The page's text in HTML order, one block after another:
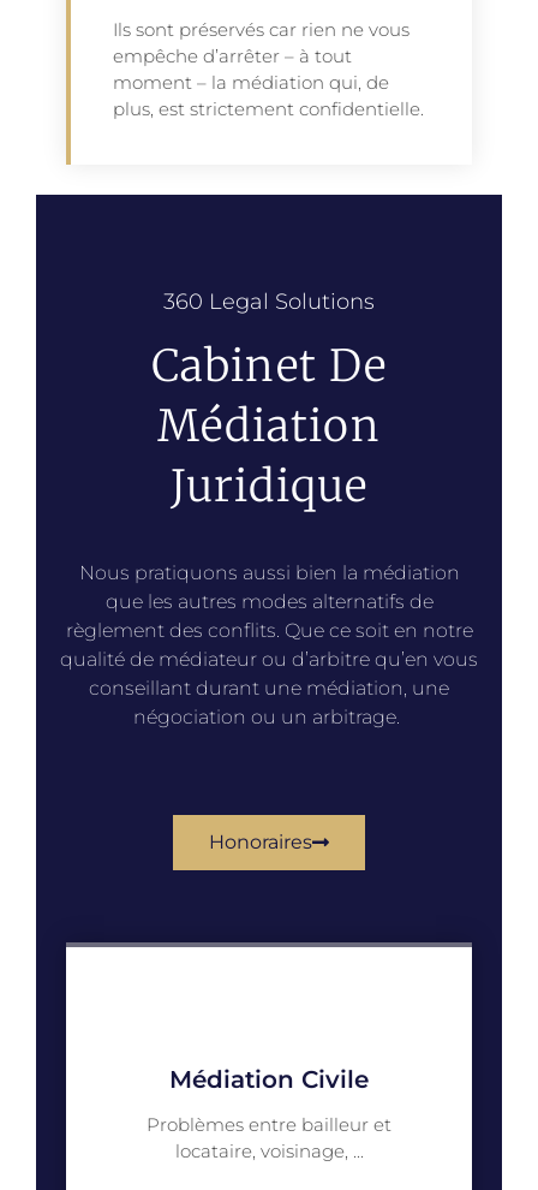
Ils sont préservés car rien ne vous
empêche d’arrêter – à tout
moment – la médiation qui, de
plus, est strictement confidentielle.
360 Legal Solutions
Cabinet De
Médiation
Juridique
Nous pratiquons aussi bien la médiation
que les autres modes alternatifs de
règlement des conflits. Que ce soit en notre
qualité de médiateur ou d’arbitre qu’en vous
conseillant durant une médiation, une
négociation ou un arbitrage.
Honoraires
Médiation Civile
Problèmes entre bailleur et
locataire, voisinage, ...